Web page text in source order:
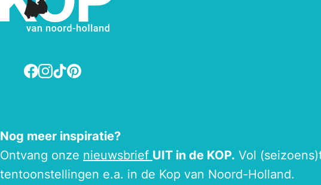
Facebook
Instagram
TikTokPinterest
Nog meer inspiratie?
Ontvang onze nieuwsbrief UIT in de KOP. Vol
tentoonstellingen e.a. in de Kop van Noord-Holland.